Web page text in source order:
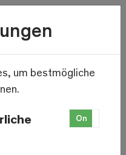
um bestmögliche
On